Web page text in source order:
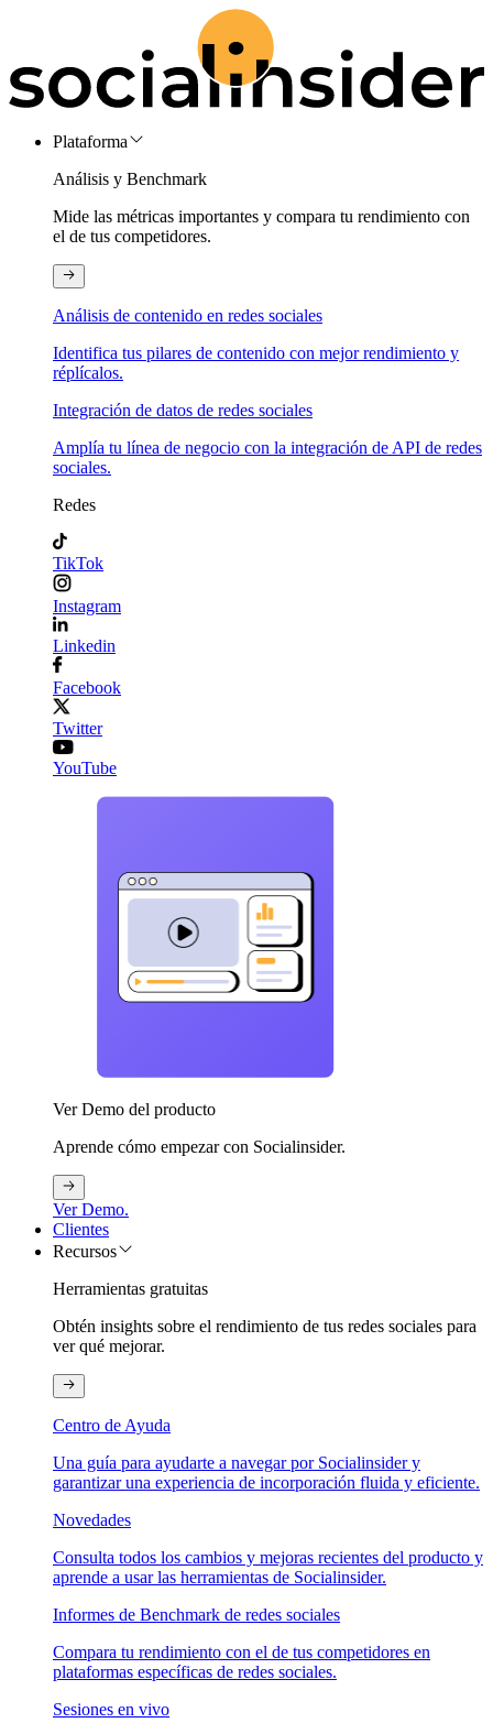
Plataforma
Análisis y Benchmark
Mide las métricas importantes y compara tu rendimiento con
el de tus competidores.
Análisis de contenido en redes sociales
Identifica tus pilares de contenido con mejor rendimiento y
réplícalos.
Integración de datos de redes sociales
Amplía tu línea de negocio con la integración de API de redes
sociales.
Redes
TikTok
Instagram
Linkedin
Facebook
Twitter
YouTube
Ver Demo del producto
Aprende cómo empezar con Socialinsider.
Ver Demo.
Clientes
Recursos
Herramientas gratuitas
Obtén insights sobre el rendimiento de tus redes sociales para
ver qué mejorar.
Centro de Ayuda
Una guía para ayudarte a navegar por Socialinsider y
garantizar una experiencia de incorporación fluida y eficiente.
Novedades
Consulta todos los cambios y mejoras recientes del producto y
aprende a usar las herramientas de Socialinsider.
Informes de Benchmark de redes sociales
Compara tu rendimiento con el de tus competidores en
plataformas específicas de redes sociales.
Sesiones en vivo